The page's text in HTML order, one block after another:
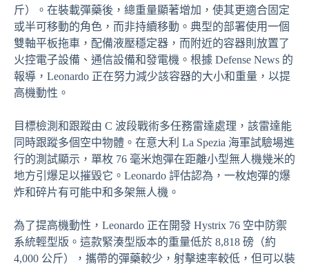
斤）。在裝載彈藥後，總重量顯著增加，使其更適合固定
或半可移動的角色，而非持續移動。典型的部署使用一個
雙軸平板拖車，配備液壓穩定器，而附近的容器則放置了
火控電子設備、通信設備和發電機。根據 Defense News 的
報導，Leonardo 正在努力減少該容器的大小和重量，以提
高機動性。
目標檢測和跟蹤由 C 波段戰術多任務雷達處理，該雷達能
同時跟蹤多個空中物體。在意大利 La Spezia 海軍試驗場進
行的測試顯示，單枚 76 毫米炮彈在距離小型無人機幾米的
地方引爆足以摧毀它。Leonardo 評估認為，一枚炮彈的爆
炸和碎片有可能中和多架無人機。
為了提高機動性，Leonardo 正在開發 Hystrix 76 空中防禦
系統輕型版。這款緊湊型版本的重量低於 8,818 磅（約
4,000 公斤），攜帶的彈藥較少，射擊速率較低，但可以裝